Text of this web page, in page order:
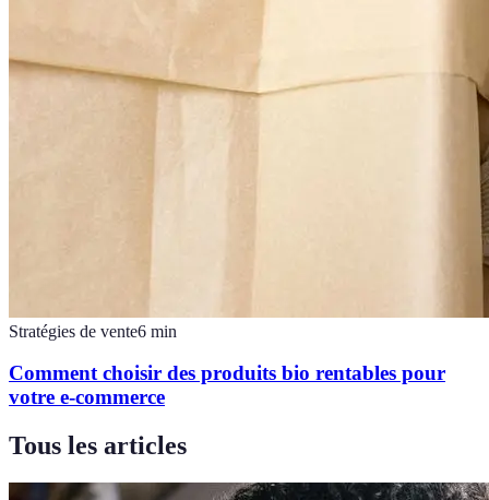
Stratégies de vente6 min
Comment choisir des produits bio rentables pour
votre e-commerce
Tous les articles